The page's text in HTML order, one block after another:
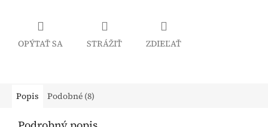
OPÝTAŤ SA STRÁŽIŤ ZDIEĽAŤ
Popis Podobné (8)